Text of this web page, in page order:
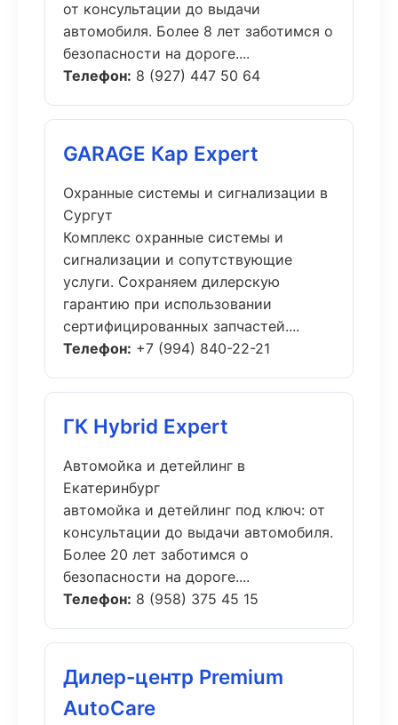
от консультации до выдачи
автомобиля. Более 8 лет заботимся о
безопасности на дороге....
Телефон: 8 (927) 447 50 64
GARAGE Кар Expert
Охранные системы и сигнализации в
Сургут
Комплекс охранные системы и
сигнализации и сопутствующие
услуги. Сохраняем дилерскую
гарантию при использовании
сертифицированных запчастей....
Телефон: +7 (994) 840-22-21
ГК Hybrid Expert
Автомойка и детейлинг в
Екатеринбург
автомойка и детейлинг под ключ: от
консультации до выдачи автомобиля.
Более 20 лет заботимся о
безопасности на дороге....
Телефон: 8 (958) 375 45 15
Дилер-центр Premium
AutoCare